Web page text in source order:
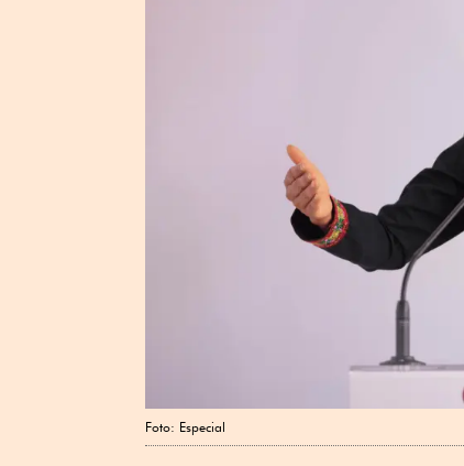
Foto: Especial